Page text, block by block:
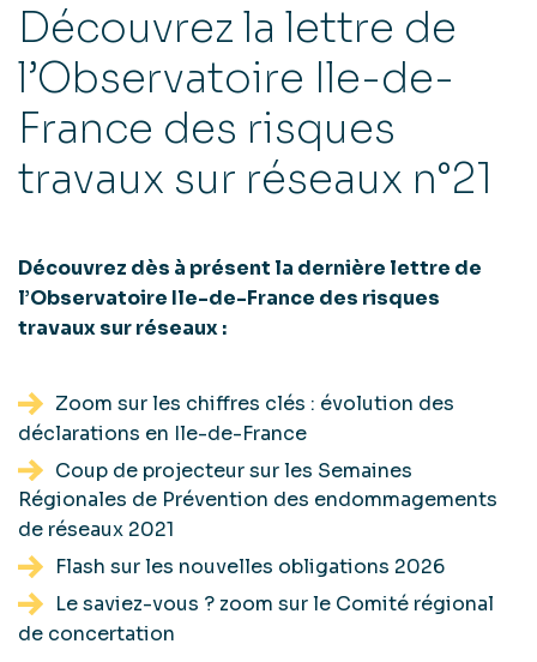
Découvrez la lettre de
l’Observatoire Ile-de-
France des risques
travaux sur réseaux n°21
Découvrez dès à présent la dernière lettre de
l’Observatoire Ile-de-France des risques
travaux sur réseaux :
Zoom sur les chiffres clés : évolution des
déclarations en Ile-de-France
Coup de projecteur sur les Semaines
Régionales de Prévention des endommagements
de réseaux 2021
Flash sur les nouvelles obligations 2026
Le saviez-vous ? zoom sur le Comité régional
de concertation